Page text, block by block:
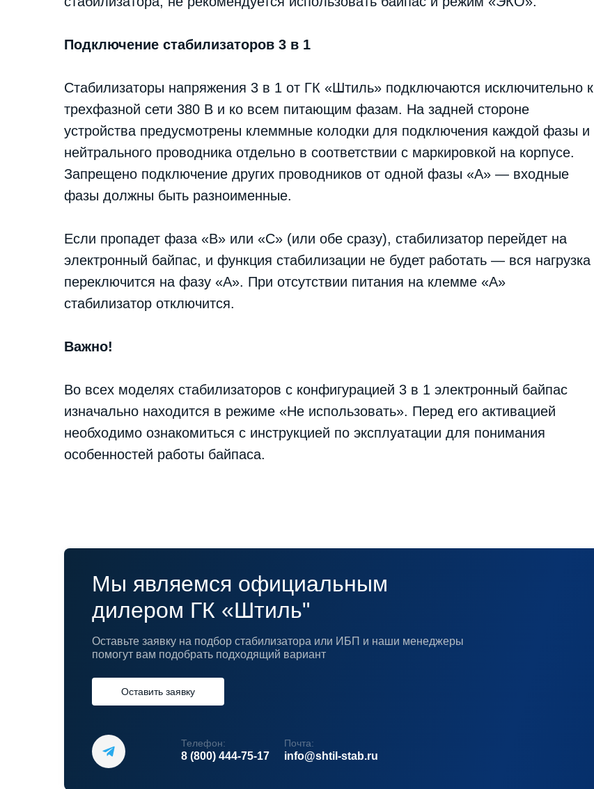
Подключение стабилизаторов 3 в 1
Стабилизаторы напряжения 3 в 1 от ГК «Штиль» подключаются исключительно к
трехфазной сети 380 В и ко всем питающим фазам. На задней стороне
устройства предусмотрены клеммные колодки для подключения каждой фазы и
нейтрального проводника отдельно в соответствии с маркировкой на корпусе.
Запрещено подключение других проводников от одной фазы «А» — входные
фазы должны быть разноименные.
Если пропадет фаза «В» или «С» (или обе сразу), стабилизатор перейдет на
электронный байпас, и функция стабилизации не будет работать — вся нагрузка
переключится на фазу «А». При отсутствии питания на клемме «А»
стабилизатор отключится.
Важно!
Во всех моделях стабилизаторов с конфигурацией 3 в 1 электронный байпас
изначально находится в режиме «Не использовать». Перед его активацией
необходимо ознакомиться с инструкцией по эксплуатации для понимания
особенностей работы байпаса.
Мы являемся официальным
дилером ГК «Штиль"
Телефон:
8 (800) 444-75-17
Почта:
info@shtil-stab.ru
Оставьте заявку на подбор стабилизатора или ИБП и наши менеджеры
помогут вам подобрать подходящий вариант
Оставить заявку